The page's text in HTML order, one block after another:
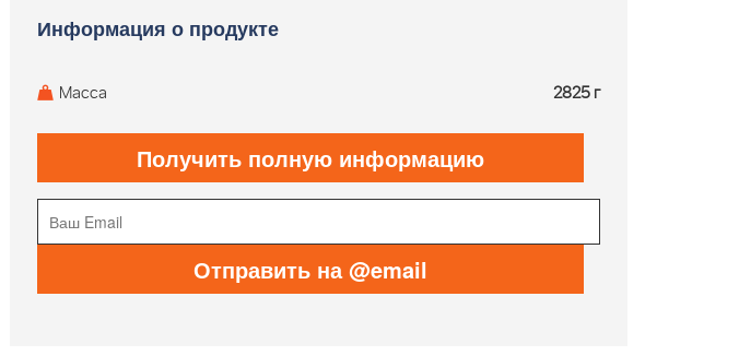
Информация о продукте
Масса 2825 г
Получить полную информацию
Отправить на @email